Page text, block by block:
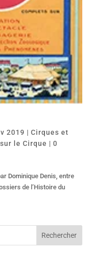
2019 | Cirques et
le Cirque | 0
Dominique Denis, entre
de l’Histoire du